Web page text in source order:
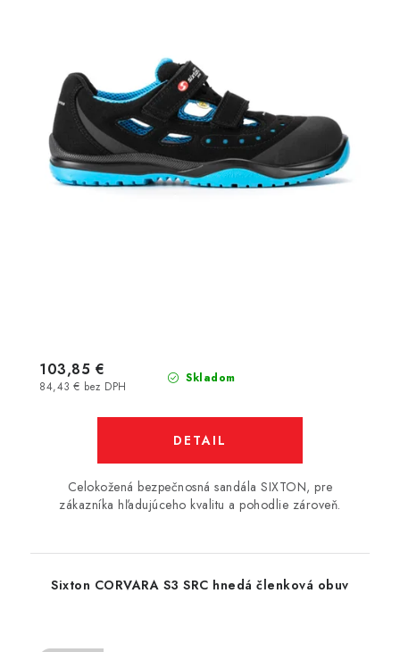
Skladom
84,43 € bez DPH
103,85 €
DETAIL
Celokožená bezpečnosná sandála SIXTON, pre
zákazníka hľadujúceho kvalitu a pohodlie zároveň.
Sixton CORVARA S3 SRC hnedá členková obuv